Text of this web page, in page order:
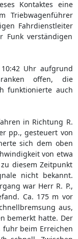
Kontaktes eine
Triebwagenführer
Fahrdienstleiter
verständigen
Uhr aufgrund
offen, die
funktionierte auch
in Richtung R.
pp., gesteuert von
sich dem oben
von etwa
diesem Zeitpunkt
nicht bekannt.
war Herr R. P.,
Ca. 175 m vor
aus,
bemerkt hatte. Der
fuhr beim Erreichen